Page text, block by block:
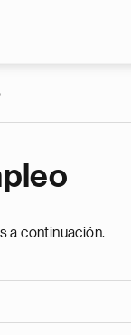
a continuación.